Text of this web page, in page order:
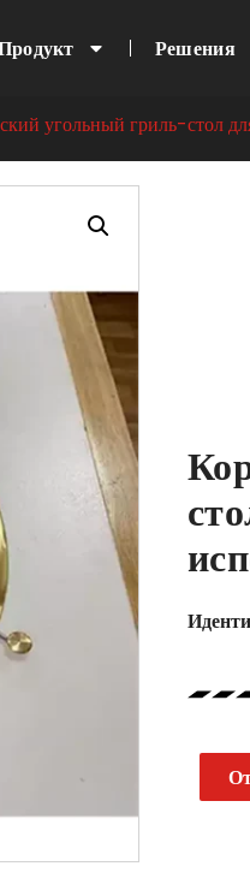
Решения
угольный гриль-стол